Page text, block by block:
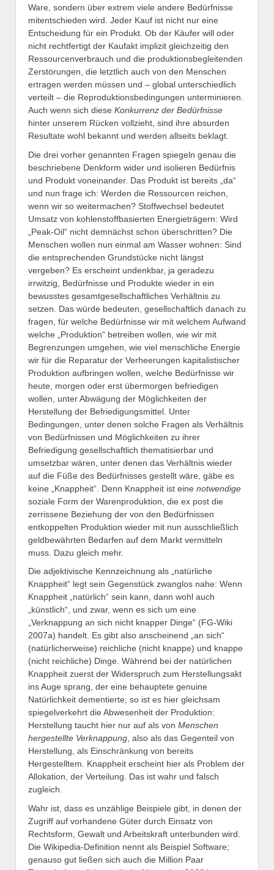
Ware, sondern über extrem viele andere Bedürfnisse
mitentschieden wird. Jeder Kauf ist nicht nur eine
Entscheidung für ein Produkt. Ob der Käufer will oder
nicht rechtfertigt der Kaufakt implizit gleichzeitig den
Ressourcenverbrauch und die produktionsbegleitenden
Zerstörungen, die letztlich auch von den Menschen
ertragen werden müssen und – global unterschiedlich
verteilt – die Reproduktionsbedingungen unterminieren.
Auch wenn sich diese Konkurrenz der Bedürfnisse
hinter unserem Rücken vollzieht, sind ihre absurden
Resultate wohl bekannt und werden allseits beklagt.
Die drei vorher genannten Fragen spiegeln genau die
beschriebene Denkform wider und isolieren Bedürfnis
und Produkt voneinander. Das Produkt ist bereits „da“
und nun frage ich: Werden die Ressourcen reichen,
wenn wir so weitermachen? Stoffwechsel bedeutet
Umsatz von kohlenstoffbasierten Energieträgern: Wird
„Peak-Oil“ nicht demnächst schon überschritten? Die
Menschen wollen nun einmal am Wasser wohnen: Sind
die entsprechenden Grundstücke nicht längst
vergeben? Es erscheint undenkbar, ja geradezu
irrwitzig, Bedürfnisse und Produkte wieder in ein
bewusstes gesamtgesellschaftliches Verhältnis zu
setzen. Das würde bedeuten, gesellschaftlich danach zu
fragen, für welche Bedürfnisse wir mit welchem Aufwand
welche „Produktion“ betreiben wollen, wie wir mit
Begrenzungen umgehen, wie viel menschliche Energie
wir für die Reparatur der Verheerungen kapitalistischer
Produktion aufbringen wollen, welche Bedürfnisse wir
heute, morgen oder erst übermorgen befriedigen
wollen, unter Abwägung der Möglichkeiten der
Herstellung der Befriedigungsmittel. Unter
Bedingungen, unter denen solche Fragen als Verhältnis
von Bedürfnissen und Möglichkeiten zu ihrer
Befriedigung gesellschaftlich thematisierbar und
umsetzbar wären, unter denen das Verhältnis wieder
auf die Füße des Bedürfnisses gestellt wäre, gäbe es
keine „Knappheit“. Denn Knappheit ist eine notwendige
soziale Form der Warenproduktion, die ex post die
zerrissene Beziehung der von den Bedürfnissen
entkoppelten Produktion wieder mit nun ausschließlich
geldbewährten Bedarfen auf dem Markt vermitteln
muss. Dazu gleich mehr.
Die adjektivische Kennzeichnung als „natürliche
Knappheit“ legt sein Gegenstück zwanglos nahe: Wenn
Knappheit „natürlich“ sein kann, dann wohl auch
„künstlich“, und zwar, wenn es sich um eine
„Verknappung an sich nicht knapper Dinge“ (FG-Wiki
2007a) handelt. Es gibt also anscheinend „an sich“
(natürlicherweise) reichliche (nicht knappe) und knappe
(nicht reichliche) Dinge. Während bei der natürlichen
Knappheit zuerst der Widerspruch zum Herstellungsakt
ins Auge sprang, der eine behauptete genuine
Natürlichkeit dementierte, so ist es hier gleichsam
spiegelverkehrt die Abwesenheit der Produktion:
Herstellung taucht hier nur auf als von Menschen
hergestellte Verknappung, also als das Gegenteil von
Herstellung, als Einschränkung von bereits
Hergestelltem. Knappheit erscheint hier als Problem der
Allokation, der Verteilung. Das ist wahr und falsch
zugleich.
Wahr ist, dass es unzählige Beispiele gibt, in denen der
Zugriff auf vorhandene Güter durch Einsatz von
Rechtsform, Gewalt und Arbeitskraft unterbunden wird.
Die Wikipedia-Definition nennt als Beispiel Software;
genauso gut ließen sich auch die Million Paar